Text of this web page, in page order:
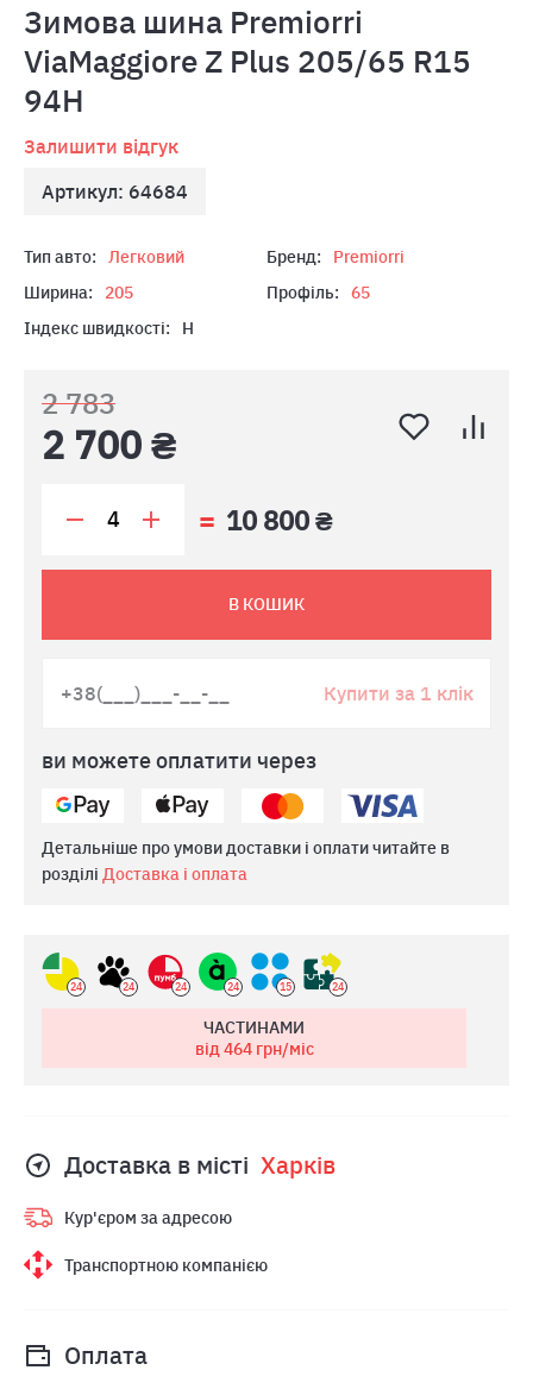
Зимова шина Premiorri
ViaMaggiore Z Plus 205/65 R15
94H
Залишити відгук
Артикул: 64684
Тип авто: Легковий Бренд:
Premiorri
Ширина:
205 Профіль:
65
Індекс швидкості:
H
2 783
2 700 ₴
10 800 ₴
В КОШИК
Купити за 1 клік
ви можете оплатити через
Детальніше про умови доставки і оплати читайте в
розділі Доставка і оплата
24 24 24 24 15 24
ЧАСТИНАМИ
від 464грн/міс
Доставка в місті Харкiв
Кур'єром за адресою
Транспортною компанією
Оплата